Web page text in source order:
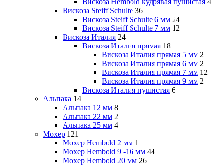
Вискоза Hembold кудрявая пушистая 4
Вискоза Steiff Schulte 36
Вискоза Steiff Schulte 6 мм 24
Вискоза Steiff Schulte 7 мм 12
Вискоза Италия 24
Вискоза Италия прямая 18
Вискоза Италия прямая 5 мм 2
Вискоза Италия прямая 6 мм 2
Вискоза Италия прямая 7 мм 12
Вискоза Италия прямая 9 мм 2
Вискоза Италия пушистая 6
Альпака 14
Альпака 12 мм 8
Альпака 22 мм 2
Альпака 25 мм 4
Мохер 121
Мохер Hembold 2 мм 1
Мохер Hembold 9 -16 мм 44
Мохер Hembold 20 мм 26